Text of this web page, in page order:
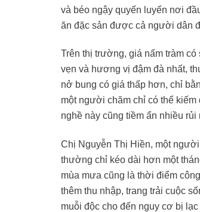
và béo ngậy quyến luyến nơi
ăn đặc sản được cả người dân
Trên thị trường, giá nấm tràm
vẹn và hương vị đậm đà nhất,
nở bung có giá thấp hơn, chỉ
một người chăm chỉ có thể
nghề này cũng tiềm ẩn nhiều
Chị Nguyễn Thị Hiền, một
thường chỉ kéo dài hơn một
mùa mưa cũng là thời điểm
thêm thu nhập, trang trải cuộc
muỗi độc cho đến nguy cơ bị